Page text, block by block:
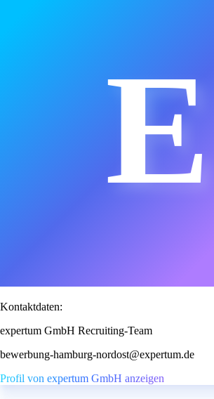
E
Kontaktdaten:
expertum GmbH Recruiting-Team
bewerbung-hamburg-nordost@expertum.de
Profil von expertum GmbH anzeigen